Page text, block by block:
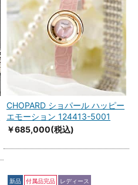
CHOPARD ショパール ハッピー
エモーション 124413-5001
￥685,000(税込)
新品 付属品完品 レディース